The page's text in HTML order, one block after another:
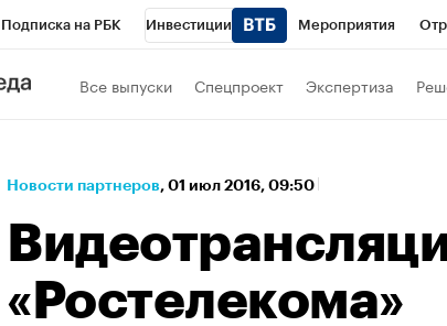
Подписка на РБК Инвестиции Мероприятия
Спорт
Технологии и медиа
Все выпуски Спецпроект Экспертиза
Новости партнеров⁠, 01 июл 2016, 09:50
«Ростелекома»